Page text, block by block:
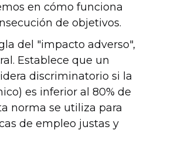
en cómo funciona
de objetivos.
del "impacto adverso",
Establece que un
discriminatorio si la
es inferior al 80% de
norma se utiliza para
de empleo justas y